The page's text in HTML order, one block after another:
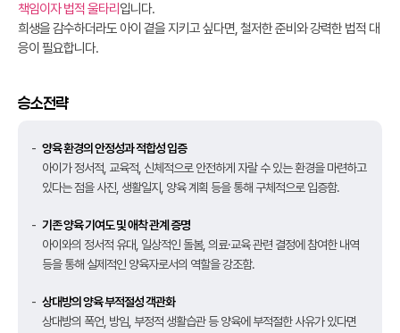
책임이자 법적 울타리 입니다.
희생을 감수하더라도 아이 곁을 지키고 싶다면, 철저한 준비와 강력한 법적 대
응이 필요합니다.
승소전략
양육 환경의 안정성과 적합성 입증
아이가 정서적, 교육적, 신체적으로 안전하게 자랄 수 있는 환경을 마련하고
있다는 점을 사진, 생활일지, 양육 계획 등을 통해 구체적으로 입증함.
기존 양육 기여도 및 애착 관계 증명
아이와의 정서적 유대, 일상적인 돌봄, 의료·교육 관련 결정에 참여한 내역
등을 통해 실제적인 양육자로서의 역할을 강조함.
상대방의 양육 부적절성 객관화
상대방의 폭언, 방임, 부정적 생활습관 등 양육에 부적절한 사유가 있다면